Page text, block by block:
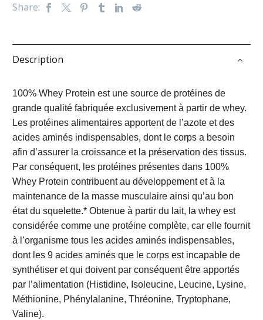
Share:
Description
100% Whey Protein est une source de protéines de
grande qualité fabriquée exclusivement à partir de whey.
Les protéines alimentaires apportent de l’azote et des
acides aminés indispensables, dont le corps a besoin
afin d’assurer la croissance et la préservation des tissus.
Par conséquent, les protéines présentes dans 100%
Whey Protein contribuent au développement et à la
maintenance de la masse musculaire ainsi qu’au bon
état du squelette.* Obtenue à partir du lait, la whey est
considérée comme une protéine complète, car elle fournit
à l’organisme tous les acides aminés indispensables,
dont les 9 acides aminés que le corps est incapable de
synthétiser et qui doivent par conséquent être apportés
par l’alimentation (Histidine, Isoleucine, Leucine, Lysine,
Méthionine, Phénylalanine, Thréonine, Tryptophane,
Valine).